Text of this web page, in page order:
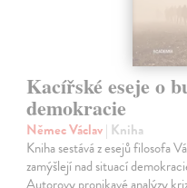
Kacířské eseje o
demokracie
Němec Václav| Kniha
Kniha sestává z esejů filosofa
zamýšlejí nad situací